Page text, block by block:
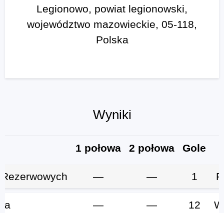
Legionowo, powiat legionowski,
województwo mazowieckie, 05-118,
Polska
Wyniki
1 połowa 2 połowa Gole
— — 1
— — 12